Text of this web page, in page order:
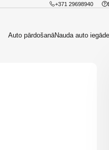
+371 29698940
Auto pārdošanāNauda auto